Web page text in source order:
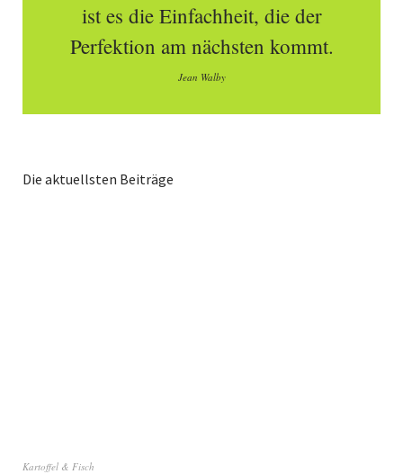
ist es die Einfachheit, die der
Perfektion am nächsten kommt.
Jean Walby
Die aktuellsten Beiträge
Kartoffel & Fisch